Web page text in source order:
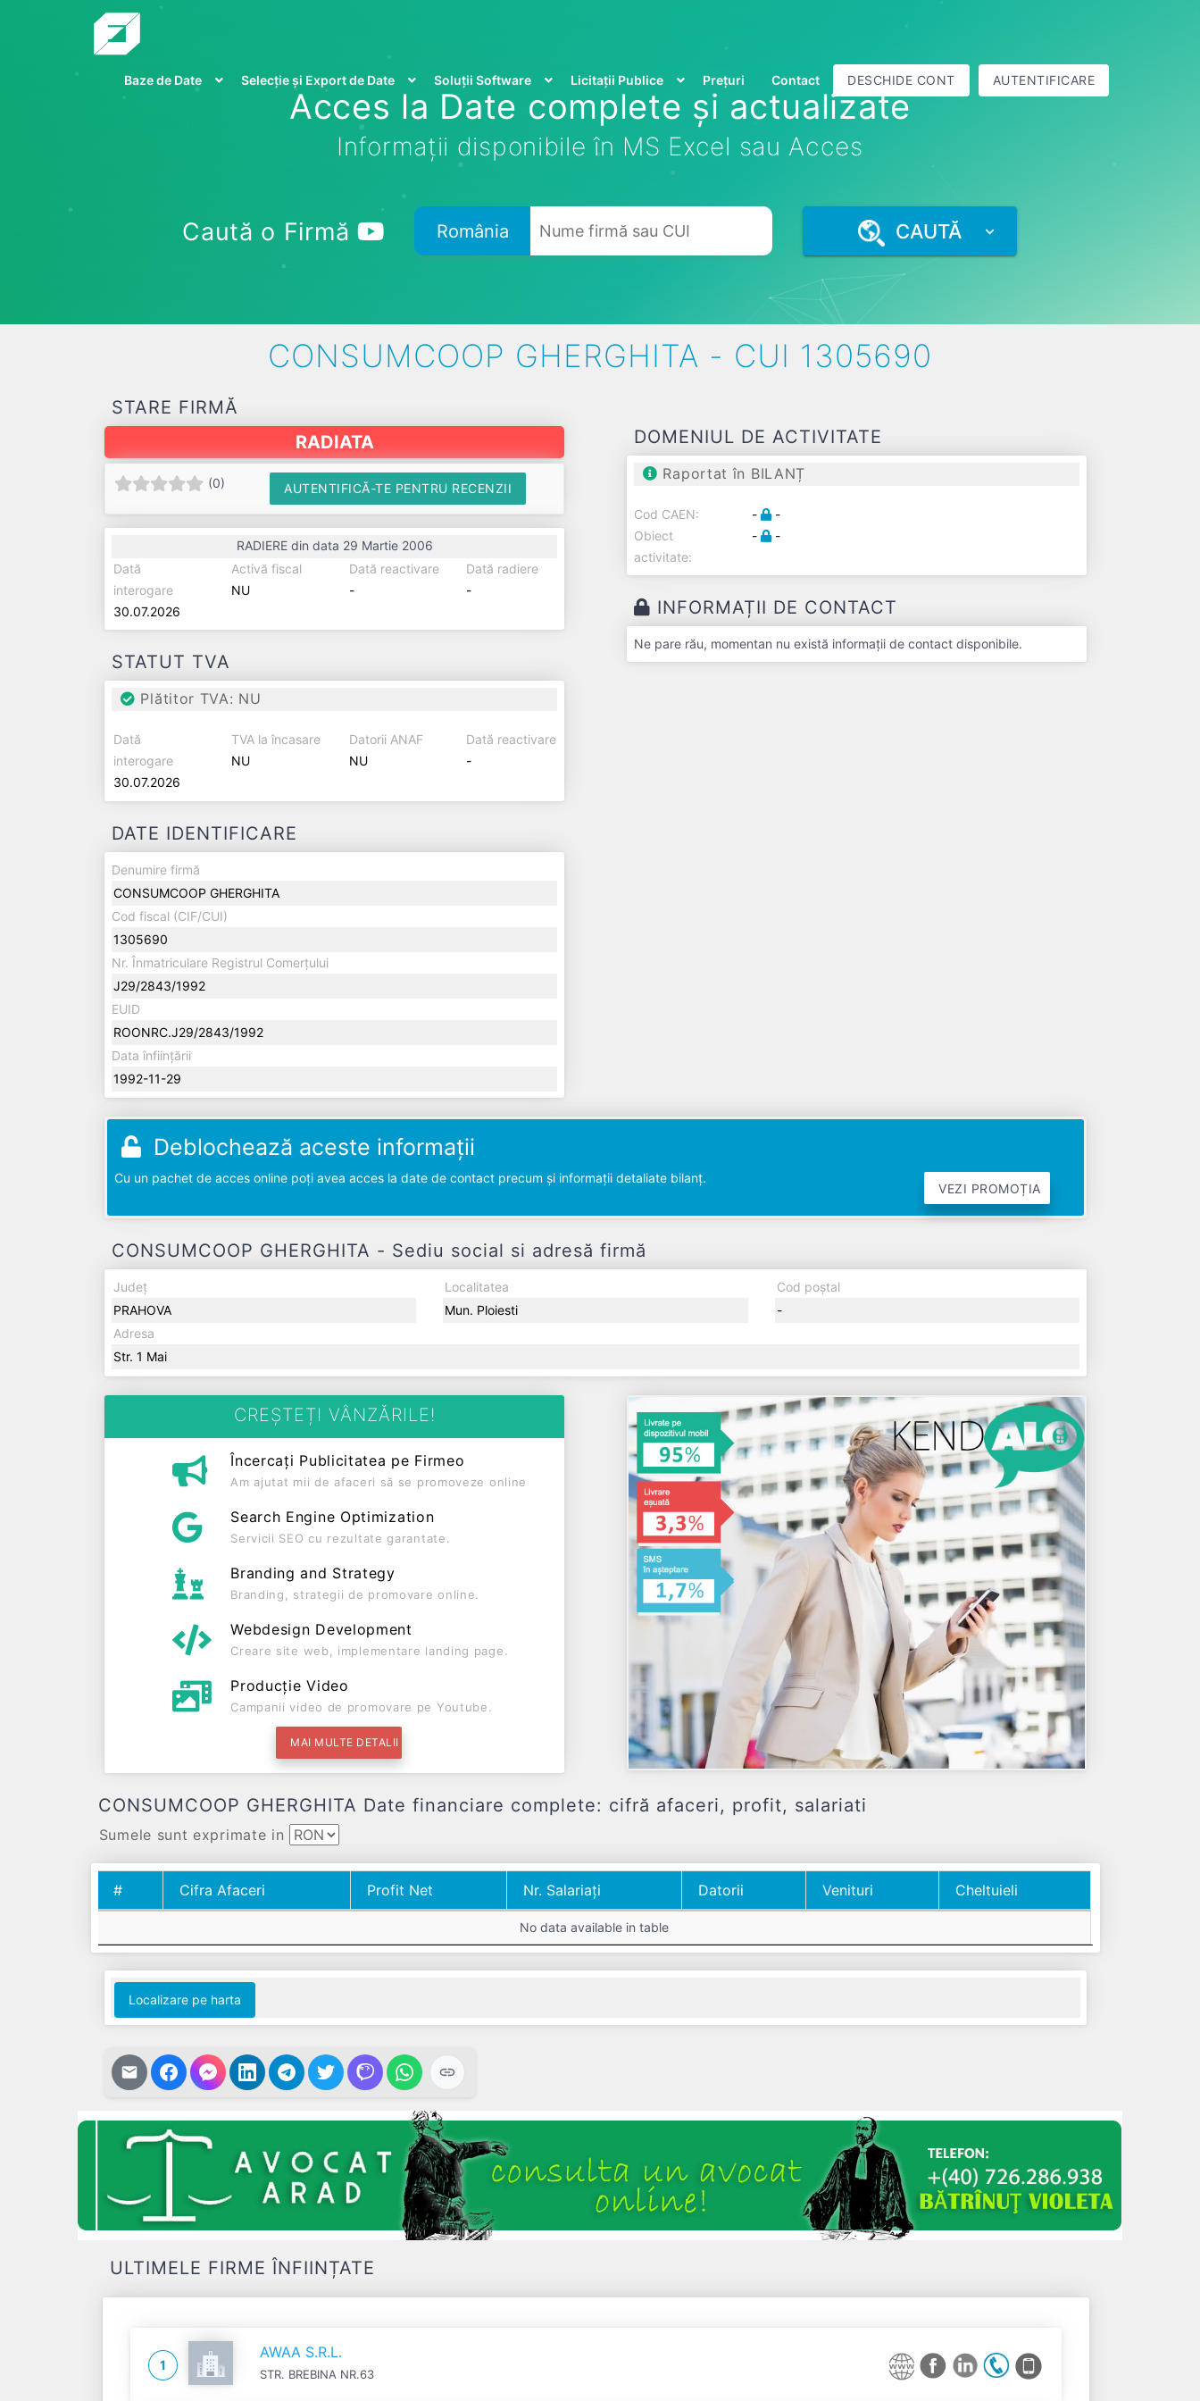
Baze de Date Selecție și Export de Date Soluții Software Licitații Publice Prețuri Contact DESCHIDE CONT AUTENTIFICARE
Acces la Date complete și actualizate
Informații disponibile în MS Excel sau Acces
Caută o Firmă România CAUTĂ
CONSUMCOOP GHERGHITA - CUI 1305690
STARE FIRMĂ
RADIATA
(0) AUTENTIFICĂ-TE PENTRU RECENZII
RADIERE din data 29 Martie 2006
Dată
interogare
30.07.2026
Activă fiscal
NU
Dată reactivare
-
Dată radiere
-
STATUT TVA
Plătitor TVA: NU
Dată
interogare
30.07.2026
TVA la încasare
NU
Datorii ANAF
NU
Dată reactivare
-
DATE IDENTIFICARE
Denumire firmă
CONSUMCOOP GHERGHITA
Cod fiscal (CIF/CUI)
1305690
Nr. Înmatriculare Registrul Comerțului
J29/2843/1992
EUID
ROONRC.J29/2843/1992
Data înființării
1992-11-29
DOMENIUL DE ACTIVITATE
Raportat în BILANȚ
Cod CAEN: -
-
Obiect
activitate:
- -
INFORMAȚII DE CONTACT
Ne pare rău, momentan nu există informații de contact disponibile.
Deblochează aceste informații
Cu un pachet de acces online poți avea acces la date de contact precum și informații detaliate bilanț.
VEZI PROMOȚIA
CONSUMCOOP GHERGHITA - Sediu social si adresă firmă
Județ
PRAHOVA
Localitatea
Mun. Ploiesti
Cod poștal
-
Adresa
Str. 1 Mai
CREȘTEȚI VÂNZĂRILE!
Încercați Publicitatea pe Firmeo
Am ajutat mii de afaceri să se promoveze online
Search Engine Optimization
Servicii SEO cu rezultate garantate.
Branding and Strategy
Branding, strategii de promovare online.
Webdesign Development
Creare site web, implementare landing page.
Producție Video
Campanii video de promovare pe Youtube.
MAI MULTE DETALII
CONSUMCOOP GHERGHITA Date financiare complete: cifră afaceri, profit, salariati
Sumele sunt exprimate in
# Cifra Afaceri Profit Net Nr. Salariați Datorii Venituri
Cheltuieli
Nr. Salariați
No data available in table
Localizare pe harta
ULTIMELE FIRME ÎNFIINȚATE
1
AWAA S.R.L.
STR. BREBINA NR.63